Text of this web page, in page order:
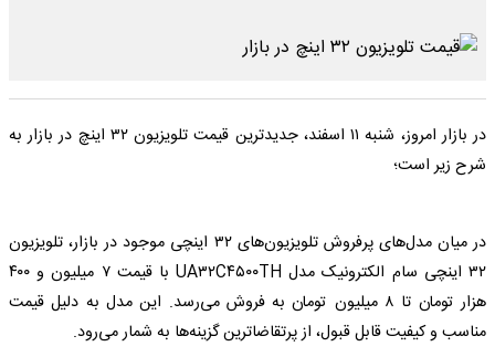
در بازار امروز، شنبه ۱۱ اسفند، جدیدترین قیمت تلویزیون ۳۲ اینچ در بازار به
شرح زیر است؛
در میان مدل‌های پرفروش تلویزیون‌های ۳۲ اینچی موجود در بازار، تلویزیون
۳۲ اینچی سام الکترونیک مدل UA۳۲C۴۵۰۰TH با قیمت ۷ میلیون و ۴۰۰
هزار تومان تا ۸ میلیون تومان به فروش می‌رسد. این مدل به دلیل قیمت
مناسب و کیفیت قابل قبول، از پرتقاضاترین گزینه‌ها به شمار می‌رود.